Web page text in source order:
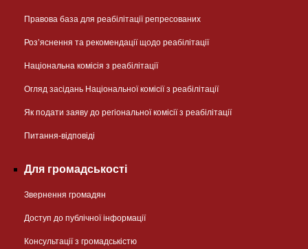
Правова база для реабілітації репресованих
Розʼяснення та рекомендації щодо реабілітації
Національна комісія з реабілітації
Огляд засідань Національної комісії з реабілітації
Як подати заяву до регіональної комісії з реабілітації
Питання-відповіді
Для громадськості
Звернення громадян
Доступ до публічної інформації
Консультації з громадськістю